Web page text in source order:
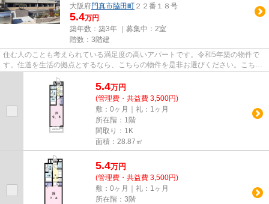
大阪府門真市脇田町 ２２番１８号
5.4万円
築年数：築3年 ｜募集中： 2室
階数：3階建
住む人のことも考えられている満足度の高いアパートです。令和5年築の物件で
す。住道を生活の拠点とするなら、こちらの物件を是非お選びください。こちら
5.4万円
(管理費・共益費 3,500円)
敷：0ヶ月｜礼：1ヶ月
所在階：1階
間取り：1K
面積：28.87㎡
5.4万円
(管理費・共益費 3,500円)
敷：0ヶ月｜礼：1ヶ月
所在階：3階